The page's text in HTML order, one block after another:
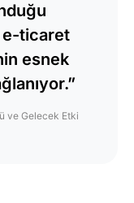
e-ticaret
esnek
ve Gelecek Etki